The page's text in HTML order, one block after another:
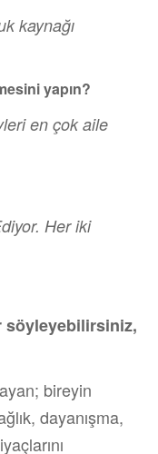
kaynağı
yapın?
en çok aile
Her iki
söyleyebilirsiniz,
bireyin
dayanışma,